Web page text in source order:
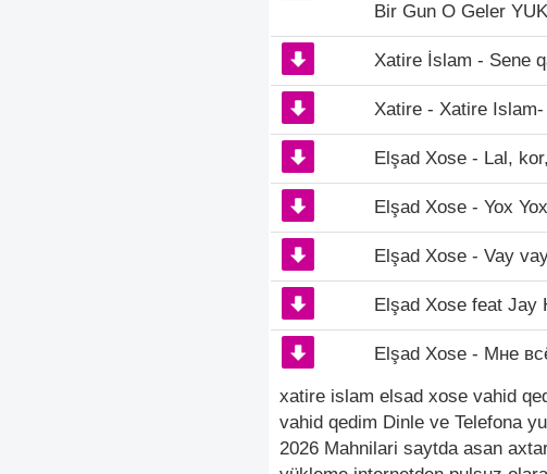
Bir Gun O Geler
Xatire İslam - Sene
Xatire - Xatire Islam-
Elşad Xose - Lal,
Elşad Xose - Yox
Elşad Xose - Vay
Elşad Xose feat Jay
Elşad Xose - Мне
xatire islam elsad xose vahid
vahid qedim Dinle ve Telefona
2026 Mahnilari saytda asan